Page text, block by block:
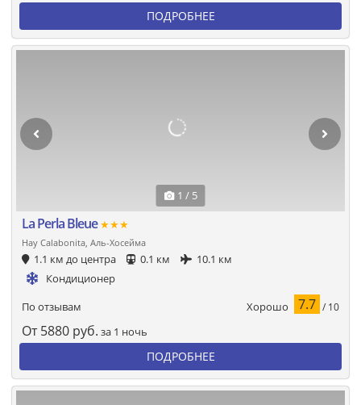
ПОДРОБНЕЕ
1 / 5
La Perla Bleue★★★
Hay Calabonita, Аль-Хосейма
1.1 км до центра 0.1 км
10.1 км
Кондиционер
По отзывам Хорошо 7.7 / 10
От 5880 руб. за 1 ночь
ПОДРОБНЕЕ